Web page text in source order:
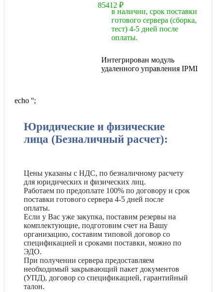
85412 ₽
в наличии, срок поставки
готового сервера (сборка,
тест) 4-5 дней после
оплаты.
Интегрирован модуль
удаленного управления IPMI
echo '';
Юридические и физические
лица (Безналичный расчет):
Цены указаны с НДС, по безналичному расчету
для юридических и физических лиц.
Работаем по предоплате 100% по договору и срок
поставки готового сервера 4-5 дней после
оплаты.
Если у Вас уже закупка, поставим резервы на
комплектующие, подготовим счет на Вашу
организацию, составим типовой договор со
спецификацией и сроками поставки, можно по
ЭДО.
При получении сервера предоставляем
необходимый закрывающий пакет документов
(УПД), договор со спецификацией, гарантийный
талон.